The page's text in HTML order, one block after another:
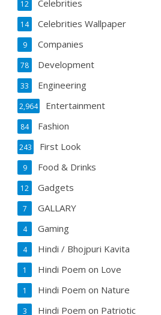
Celebrities
12
Celebrities Wallpaper
14
Companies
9
Development
78
Engineering
33
Entertainment
2,964
Fashion
84
First Look
243
Food & Drinks
9
Gadgets
12
GALLARY
7
Gaming
4
Hindi / Bhojpuri Kavita
4
Hindi Poem on Love
1
Hindi Poem on Nature
1
Hindi Poem on Patriotic
3